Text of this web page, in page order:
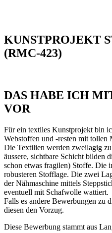
KUNSTPROJEKT
(RMC-423)
DAS HABE ICH
VOR
Für ein textiles Kunstprojekt bin
Webstoffen und -resten mit tollen
Die Textilien werden zweilagig
äussere, sichtbare Schicht bilden
schon etwas fragilen) Stoffe. Die
robusteren Stofflage. Die zwei
der Nähmaschine mittels
eventuell mit Schafwolle wattiert.
Falls es andere Bewerbungen zu
diesen den Vorzug.
Diese Bewerbung stammt aus